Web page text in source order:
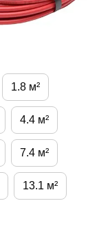
1.8 м²
4.4 м²
7.4 м²
13.1 м²